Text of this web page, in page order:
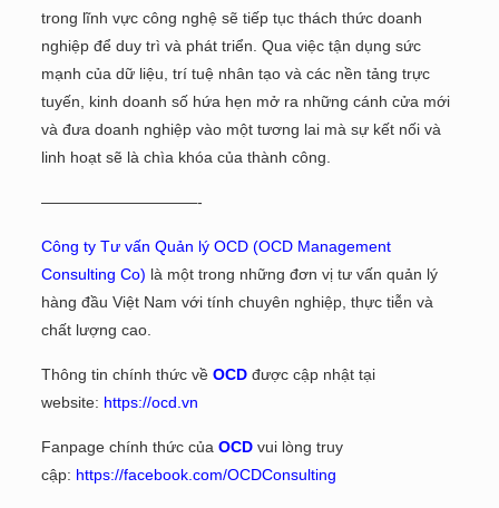
trong lĩnh vực công nghệ sẽ tiếp tục thách thức doanh
nghiệp để duy trì và phát triển. Qua việc tận dụng sức
mạnh của dữ liệu, trí tuệ nhân tạo và các nền tảng trực
tuyến, kinh doanh số hứa hẹn mở ra những cánh cửa mới
và đưa doanh nghiệp vào một tương lai mà sự kết nối và
linh hoạt sẽ là chìa khóa của thành công.
——————————-
Công ty Tư vấn Quản lý OCD (OCD Management
Consulting Co) là một trong những đơn vị tư vấn quản lý
hàng đầu Việt Nam với tính chuyên nghiệp, thực tiễn và
chất lượng cao.
Thông tin chính thức về OCD được cập nhật tại
website: https://ocd.vn
Fanpage chính thức của OCD vui lòng truy
cập: https://facebook.com/OCDConsulting